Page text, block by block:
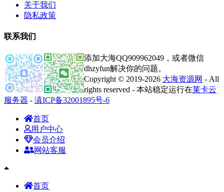
关于我们
隐私政策
联系我们
添加大海QQ909962049，或者微信
dhzyfun解决你的问题。
Copyright © 2019-2026 大海资源网 - All
rights reserved - 本站稳定运行在莱卡云
服务器 - 滇ICP备32001895号-6
首页
用户中心
会员介绍
网站客服
首页